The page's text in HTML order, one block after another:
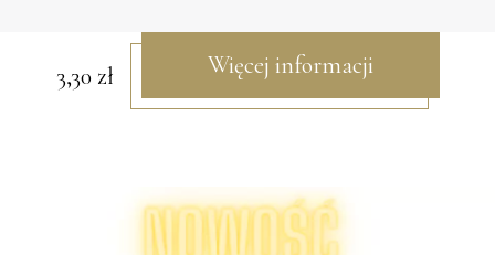
3,30 zł Więcej informacji